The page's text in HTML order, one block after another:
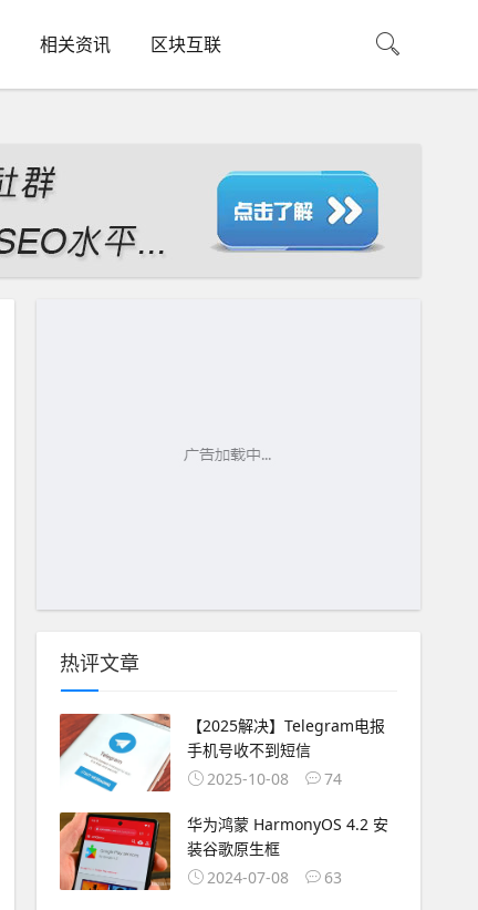
相关资讯 区块互联
热评文章
【2025解决】Telegram电报
手机号收不到短信
2025-10-08
74
华为鸿蒙 HarmonyOS 4.2 安
装谷歌原生框
2024-07-08
63